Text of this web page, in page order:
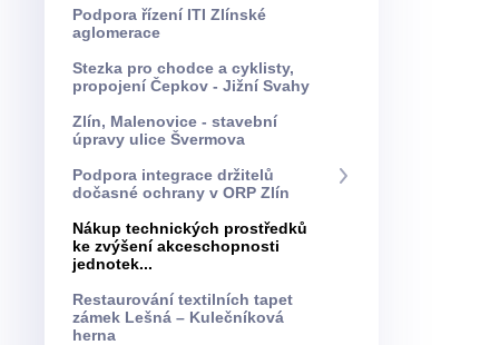
Podpora řízení ITI Zlínské
aglomerace
Stezka pro chodce a cyklisty,
propojení Čepkov - Jižní Svahy
Zlín, Malenovice - stavební
úpravy ulice Švermova
Podpora integrace držitelů
dočasné ochrany v ORP Zlín
Nákup technických prostředků
ke zvýšení akceschopnosti
jednotek...
Restaurování textilních tapet
zámek Lešná – Kulečníková
herna